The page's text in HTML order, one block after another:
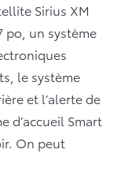
Sirius XM
po, un système
le système
et l’alerte de
d’accueil Smart
On peut